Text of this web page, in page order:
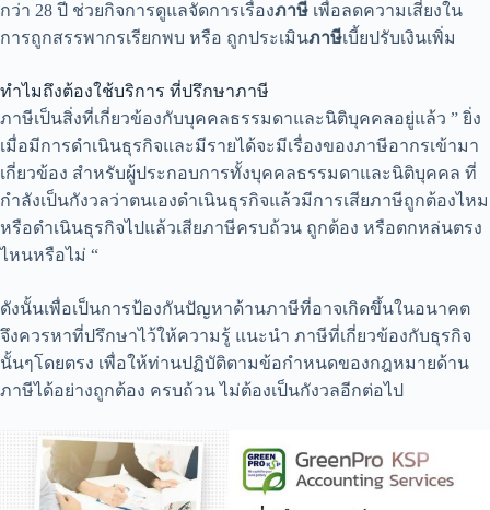
กว่า 28 ปี ช่วยกิจการดูแลจัดการเรื่องภาษี เพื่อลดความเสี่ยงใน
การถูกสรรพากรเรียกพบ หรือ ถูกประเมินภาษีเบี้ยปรับเงินเพิ่ม
ทำไมถึงต้องใช้บริการ ที่ปรึกษาภาษี
ภาษีเป็นสิ่งที่เกี่ยวข้องกับบุคคลธรรมดาและนิติบุคคลอยู่แล้ว ” ยิ่ง
เมื่อมีการดำเนินธุรกิจและมีรายได้จะมีเรื่องของภาษีอากรเข้ามา
เกี่ยวข้อง สำหรับผู้ประกอบการทั้งบุคคลธรรมดาและนิติบุคคล ที่
กำลังเป็นกังวลว่าตนเองดำเนินธุรกิจแล้วมีการเสียภาษีถูกต้องไหม
หรือดำเนินธุรกิจไปแล้วเสียภาษีครบถ้วน ถูกต้อง หรือตกหล่นตรง
ไหนหรือไม่ “
ดังนั้นเพื่อเป็นการป้องกันปัญหาด้านภาษีที่อาจเกิดขึ้นในอนาคต
จึงควรหาที่ปรึกษาไว้ให้ความรู้ แนะนำ ภาษีที่เกี่ยวข้องกับธุรกิจ
นั้นๆโดยตรง เพื่อให้ท่านปฏิบัติตามข้อกำหนดของกฎหมายด้าน
ภาษีได้อย่างถูกต้อง ครบถ้วน ไม่ต้องเป็นกังวลอีกต่อไป